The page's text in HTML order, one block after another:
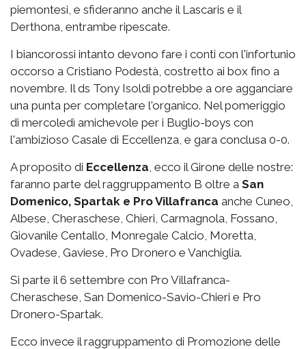
piemontesi, e sfideranno anche il Lascaris e il
Derthona, entrambe ripescate.
I biancorossi intanto devono fare i conti con l'infortunio
occorso a Cristiano Podestà, costretto ai box fino a
novembre. Il ds Tony Isoldi potrebbe a ore agganciare
una punta per completare l'organico. Nel pomeriggio
di mercoledì amichevole per i Buglio-boys con
l'ambizioso Casale di Eccellenza, e gara conclusa 0-0.
A proposito di Eccellenza, ecco il Girone delle nostre:
faranno parte del raggruppamento B oltre a San
Domenico, Spartak e Pro Villafranca anche Cuneo,
Albese, Cheraschese, Chieri, Carmagnola, Fossano,
Giovanile Centallo, Monregale Calcio, Moretta,
Ovadese, Gaviese, Pro Dronero e Vanchiglia.
Si parte il 6 settembre con Pro Villafranca-
Cheraschese, San Domenico-Savio-Chieri e Pro
Dronero-Spartak.
Ecco invece il raggruppamento di Promozione delle